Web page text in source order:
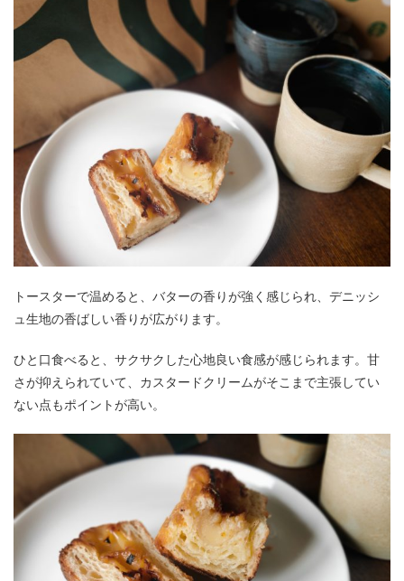
トースターで温めると、バターの香りが強く感じられ、デニッシ
ュ生地の香ばしい香りが広がります。
ひと口食べると、サクサクした心地良い食感が感じられます。甘
さが抑えられていて、カスタードクリームがそこまで主張してい
ない点もポイントが高い。